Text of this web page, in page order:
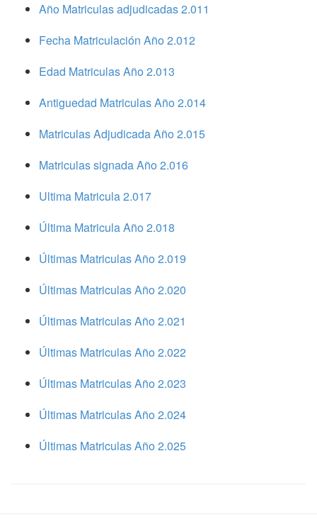
Año Matriculas adjudicadas 2.011
Fecha Matriculación Año 2.012
Edad Matriculas Año 2.013
Antiguedad Matriculas Año 2.014
Matriculas Adjudicada Año 2.015
Matriculas signada Año 2.016
Ultima Matricula 2.017
Última Matricula Año 2.018
Últimas Matriculas Año 2.019
Últimas Matriculas Año 2.020
Últimas Matriculas Año 2.021
Últimas Matriculas Año 2.022
Últimas Matriculas Año 2.023
Últimas Matriculas Año 2.024
Últimas Matriculas Año 2.025